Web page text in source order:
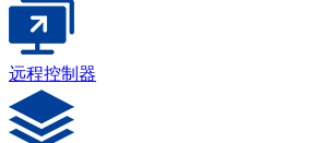
远程控制器